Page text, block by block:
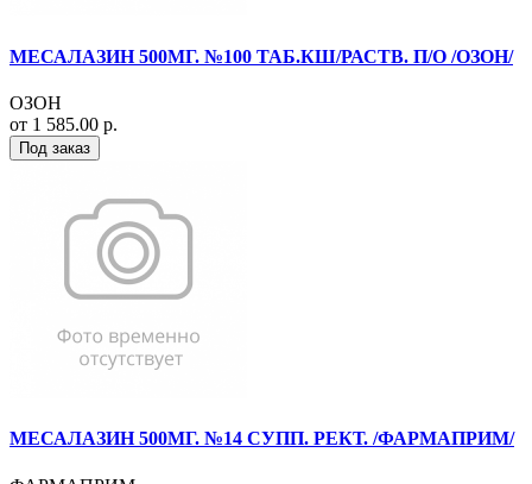
МЕСАЛАЗИН 500МГ. №100 ТАБ.КШ/РАСТВ. П/О /ОЗОН/
ОЗОН
от 1 585.00 р.
Под заказ
МЕСАЛАЗИН 500МГ. №14 СУПП. РЕКТ. /ФАРМАПРИМ/